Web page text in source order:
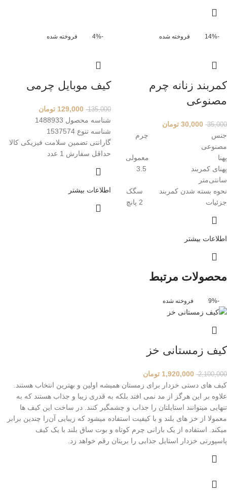
-14% فروخته شده
کمربند زنانه چرم
مصنوعی
35,000
30,000 تومان
جنس چرم
مصنوعی
پهنا معمولی
پهنای کمربند 3.5
سانتی‌متر
نحوه بسته شدن کمربند سگک
جزئیات 2 پانچ
اطلاعات بیشتر
-4% فروخته شده
کیف موبایل چرمی
135,000
129,000 تومان
شناسه محصول 1488933
شناسه تنوع 1537574
گارانتی تضمین سلامت فیزیکی کالا
حداقل سفارش 1 عدد
اطلاعات بیشتر
محصولات مرتبط
-9% فروخته شده
کیف زمستانی خز
2,100,000
1,920,000 تومان
کیف های دستی خزدار برای زمستان همیشه اولین و بهترین انتخاب هستند.
علاوه بر این هرگز از مد نمی افتد بلکه به قدری زیبا و جذاب هستند که به
تنهایی میتوانند استایلتان را جذاب و چشمگیر کنند. در ساخت این کیف ها
معمولا از خز های بلند و با کیفیت استفاده میشود که زیبایی آن‌را چندین برابر
میکند. استفاده از یک بارانی چرم کوتاه و بوت ساق بلند با یک کیف
پاسپورتی خزدار استایل جذابی را بریتان رقم خواهد زد.